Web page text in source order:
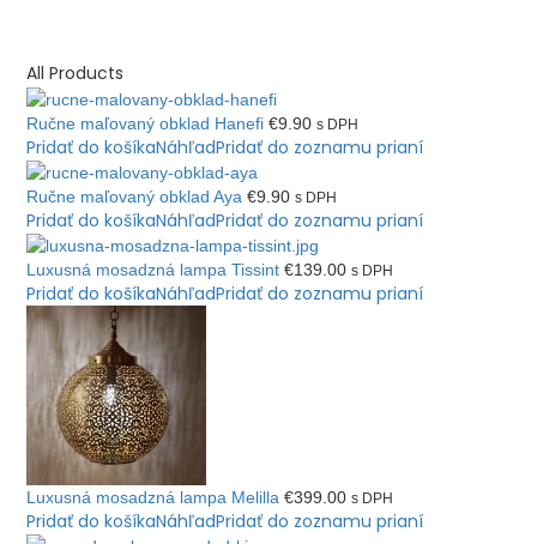
All Products
Ručne maľovaný obklad Hanefi €9.90 s DPH
Pridať do košíkaNáhľadPridať do zoznamu prianí
Ručne maľovaný obklad Aya €9.90 s DPH
Pridať do košíkaNáhľadPridať do zoznamu prianí
Luxusná mosadzná lampa Tissint €139.00 s DPH
Pridať do košíkaNáhľadPridať do zoznamu prianí
Luxusná mosadzná lampa Melilla €399.00 s DPH
Pridať do košíkaNáhľadPridať do zoznamu prianí